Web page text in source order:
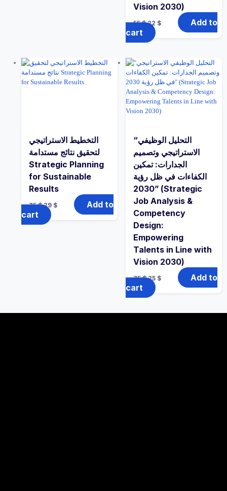
Vision 2030)
55$ 22 $
Add to
cart
التخطيط الاستراتيجي
لتحقيق نتائج مستدامة
Strategic Planning
for Sustainable
Results
75$ 29 $
Add to
cart
“التحليل الوظيفي
الاستراتيجي وتصميم
الجدارات: تمكين
الكفاءات في ظل رؤية
2030” (Strategic
Job Analysis &
Competency
Design:
Empowering
Talents in Line with
Vision 2030)
75$ 25 $
Add to
cart